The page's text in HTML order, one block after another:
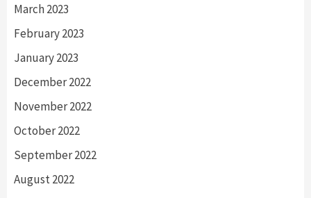
March 2023
February 2023
January 2023
December 2022
November 2022
October 2022
September 2022
August 2022